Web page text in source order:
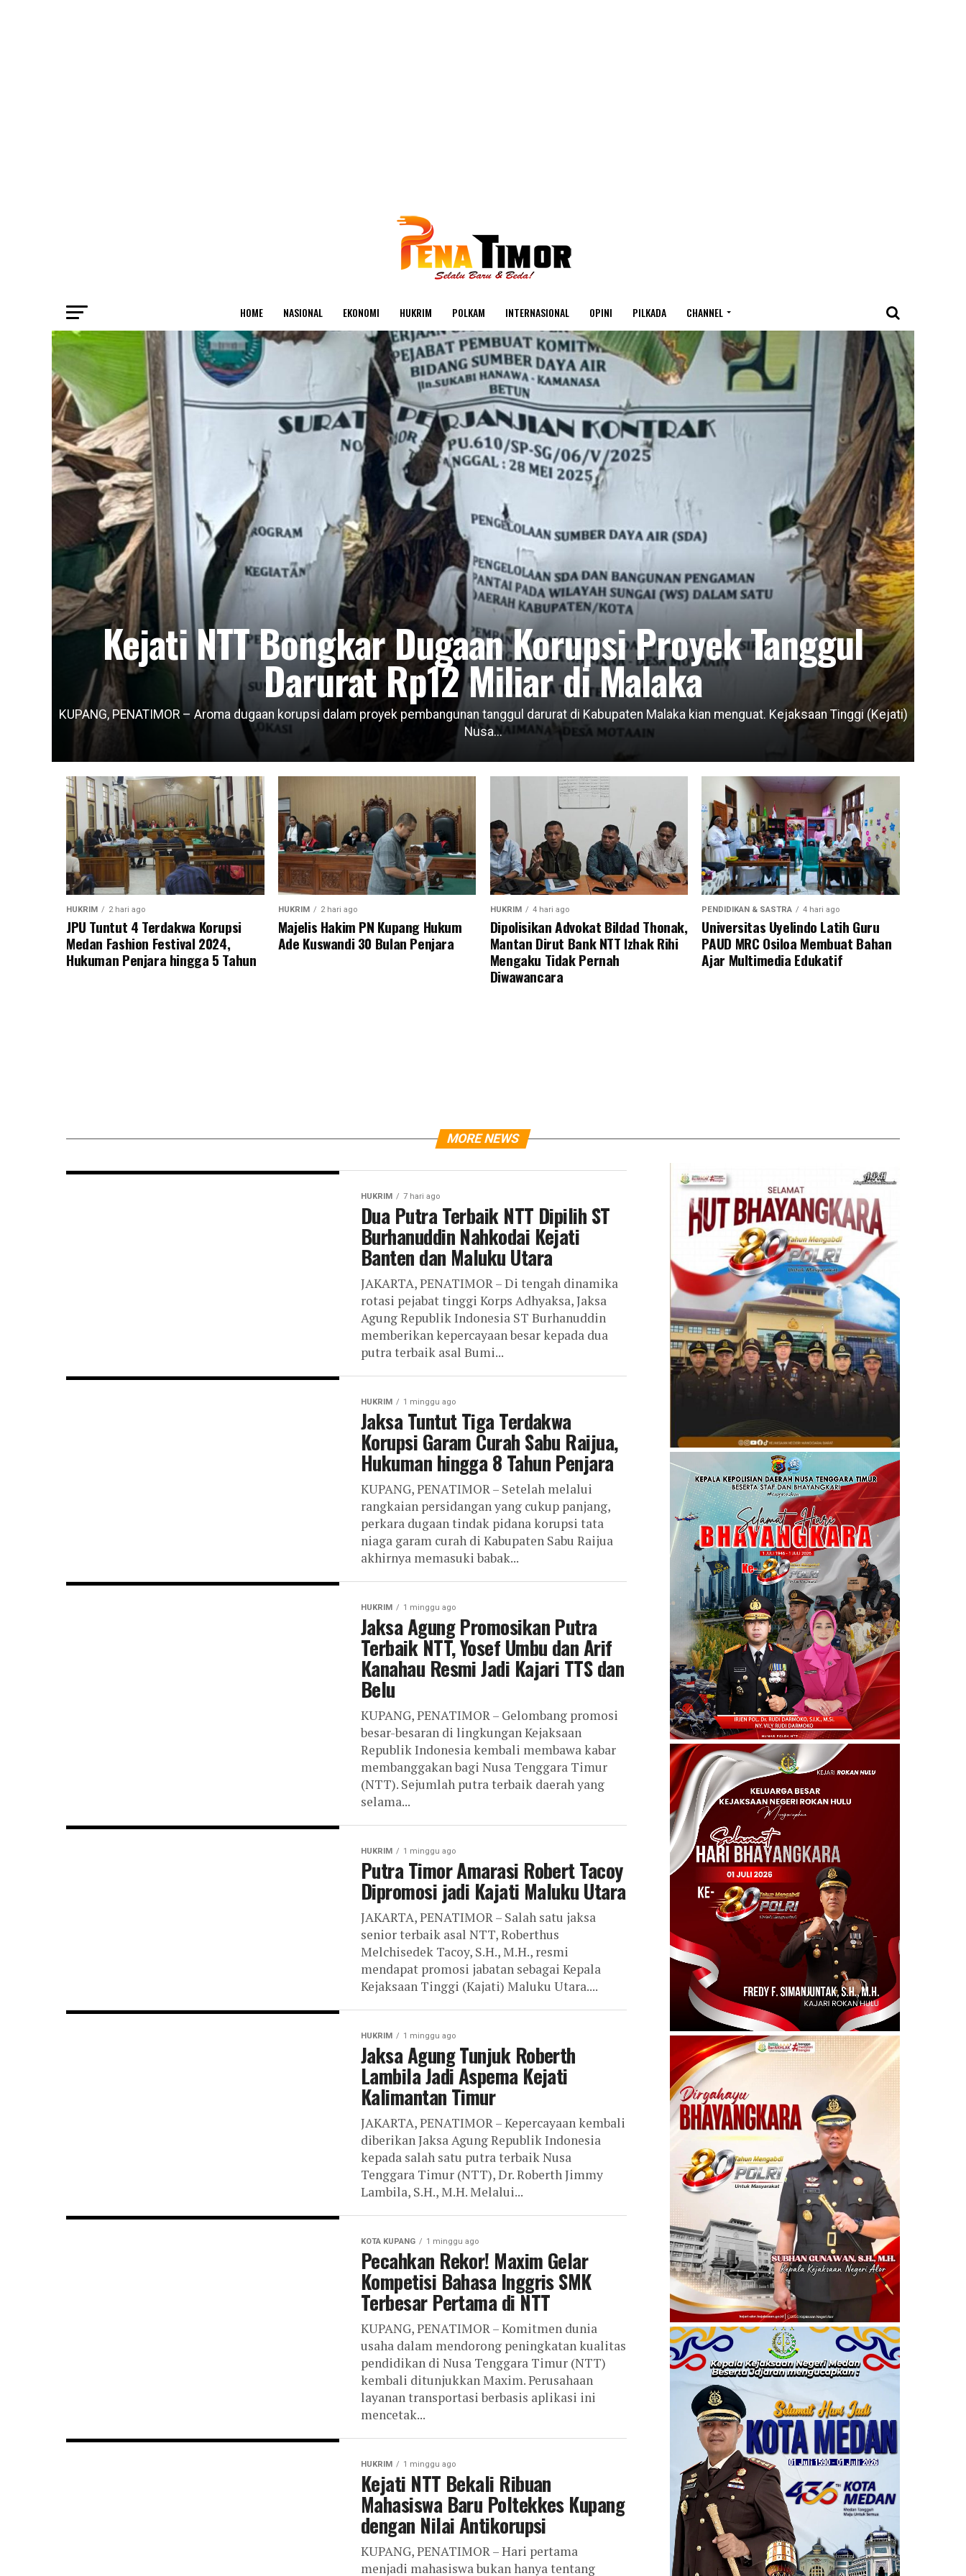
HOME NASIONAL EKONOMI HUKRIM POLKAM INTERNASIONAL OPINI PILKADA CHANNEL
Kejati NTT Bongkar Dugaan Korupsi Proyek Tanggul
Darurat Rp12 Miliar di Malaka
KUPANG, PENATIMOR – Aroma dugaan korupsi dalam proyek pembangunan tanggul darurat di Kabupaten Malaka kian menguat. Kejaksaan Tinggi (Kejati)
Nusa...
HUKRIM 2 hari ago
JPU Tuntut 4 Terdakwa Korupsi
Medan Fashion Festival 2024,
Hukuman Penjara hingga 5 Tahun
HUKRIM 2 hari ago
Majelis Hakim PN Kupang Hukum
Ade Kuswandi 30 Bulan Penjara
HUKRIM 4 hari ago
Dipolisikan Advokat Bildad Thonak,
Mantan Dirut Bank NTT Izhak Rihi
Mengaku Tidak Pernah
Diwawancara
PENDIDIKAN & SASTRA 4 hari ago
Universitas Uyelindo Latih Guru
PAUD MRC Osiloa Membuat Bahan
Ajar Multimedia Edukatif
MORE NEWS
HUKRIM 7 hari ago
Dua Putra Terbaik NTT Dipilih ST
Burhanuddin Nahkodai Kejati
Banten dan Maluku Utara
JAKARTA, PENATIMOR – Di tengah dinamika
rotasi pejabat tinggi Korps Adhyaksa, Jaksa
Agung Republik Indonesia ST Burhanuddin
memberikan kepercayaan besar kepada dua
putra terbaik asal Bumi...
HUKRIM 1 minggu ago
Jaksa Tuntut Tiga Terdakwa
Korupsi Garam Curah Sabu Raijua,
Hukuman hingga 8 Tahun Penjara
KUPANG, PENATIMOR – Setelah melalui
rangkaian persidangan yang cukup panjang,
perkara dugaan tindak pidana korupsi tata
niaga garam curah di Kabupaten Sabu Raijua
akhirnya memasuki babak...
HUKRIM 1 minggu ago
Jaksa Agung Promosikan Putra
Terbaik NTT, Yosef Umbu dan Arif
Kanahau Resmi Jadi Kajari TTS dan
Belu
KUPANG, PENATIMOR – Gelombang promosi
besar-besaran di lingkungan Kejaksaan
Republik Indonesia kembali membawa kabar
membanggakan bagi Nusa Tenggara Timur
(NTT). Sejumlah putra terbaik daerah yang
selama...
HUKRIM 1 minggu ago
Putra Timor Amarasi Robert Tacoy
Dipromosi jadi Kajati Maluku Utara
JAKARTA, PENATIMOR – Salah satu jaksa
senior terbaik asal NTT, Roberthus
Melchisedek Tacoy, S.H., M.H., resmi
mendapat promosi jabatan sebagai Kepala
Kejaksaan Tinggi (Kajati) Maluku Utara....
HUKRIM 1 minggu ago
Jaksa Agung Tunjuk Roberth
Lambila Jadi Aspema Kejati
Kalimantan Timur
JAKARTA, PENATIMOR – Kepercayaan kembali
diberikan Jaksa Agung Republik Indonesia
kepada salah satu putra terbaik Nusa
Tenggara Timur (NTT), Dr. Roberth Jimmy
Lambila, S.H., M.H. Melalui...
KOTA KUPANG 1 minggu ago
Pecahkan Rekor! Maxim Gelar
Kompetisi Bahasa Inggris SMK
Terbesar Pertama di NTT
KUPANG, PENATIMOR – Komitmen dunia
usaha dalam mendorong peningkatan kualitas
pendidikan di Nusa Tenggara Timur (NTT)
kembali ditunjukkan Maxim. Perusahaan
layanan transportasi berbasis aplikasi ini
mencetak...
HUKRIM 1 minggu ago
Kejati NTT Bekali Ribuan
Mahasiswa Baru Poltekkes Kupang
dengan Nilai Antikorupsi
KUPANG, PENATIMOR – Hari pertama
menjadi mahasiswa bukan hanya tentang